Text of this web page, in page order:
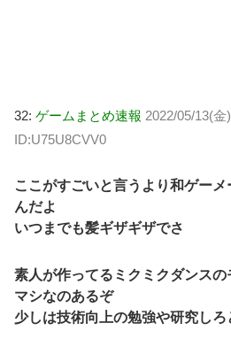
32: ゲームまとめ速報 2022/05/13(金
ID:U75U8CVV0
ここがすごいと言うより和ゲー
んだよ
いつまでも髪ギザギザでさ
素人が作ってるミクミクダンス
マシなのあるぞ
少しは技術向上の勉強や研究しろ